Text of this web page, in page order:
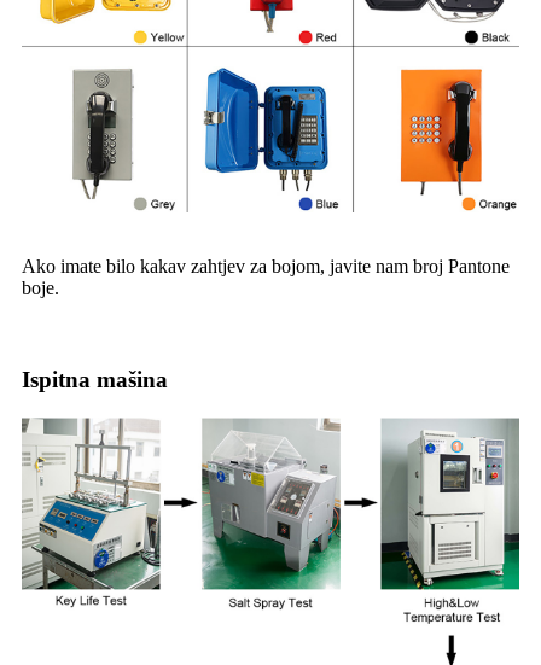
Ako imate bilo kakav zahtjev za bojom, javite nam broj Pantone
boje.
Ispitna mašina